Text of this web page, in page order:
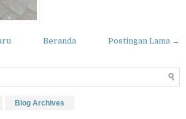
Postingan Lama →
Beranda
Blog Archives